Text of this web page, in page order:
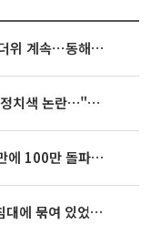
[내일 날씨] 폭염 한풀 꺾여도 무더위 계속⋯동해안 이틀 연속 비
김희철, '뒤집힌 태극기' 지적 후 정치색 논란…"좌우 떠나 우리나라 국기"
놀란 감독 '오디세이', 개봉 4일 만에 100만 돌파⋯'왕사남' 보다 빠르다
천안 교회서 11세 아동 사망…“침대에 묶여 있었다” 진술 확보